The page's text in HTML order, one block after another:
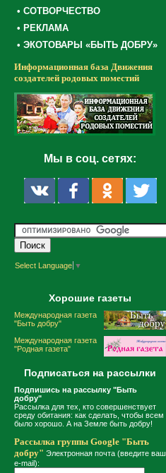
• СОТВОРЧЕСТВО
• РЕКЛАМА
• ЭКОТОВАРЫ «БЫТЬ ДОБРУ»
Информационная база Движения
создателей родовых поместий
Мы в соц. сетях:
Select Language ▼
Хорошие газеты
Международная газета
"Быть добру"
Международная газета
"Родная газета"
Подписаться на рассылки
Подпишись на рассылку "Быть
добру"
Рассылка для тех, кто совершенствует
среду обитания: как сделать, чтобы всем
было хорошо. А на Земле быть добру!
Рассылка группы Google "Быть
добру" Электронная почта (введите ваш
e-mail):